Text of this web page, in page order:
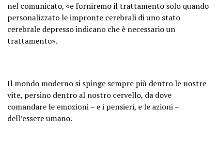
nel comunicato, «e forniremo il trattamento solo quando
personalizzato le impronte cerebrali di uno stato
cerebrale depresso indicano che è necessario un
trattamento».
Il mondo moderno si spinge sempre più dentro le nostre
vite, persino dentro al nostro cervello, da dove
comandare le emozioni – e i pensieri, e le azioni –
dell’essere umano.